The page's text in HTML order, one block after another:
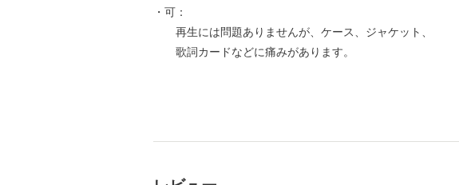
・可：
再生には問題ありませんが、ケース、ジャケット、
歌詞カードなどに痛みがあります。